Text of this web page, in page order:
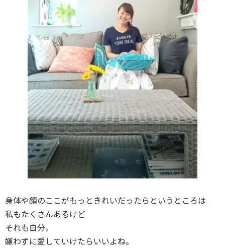
身体や顔のここがもっときれいだったらというところは
私もたくさんあるけど
それも自分。
嫌わずに愛していけたらいいよね。